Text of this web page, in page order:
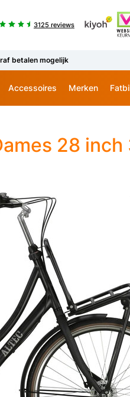
3125 reviews
betalen mogelijk
Accessoires Merken
28 inch